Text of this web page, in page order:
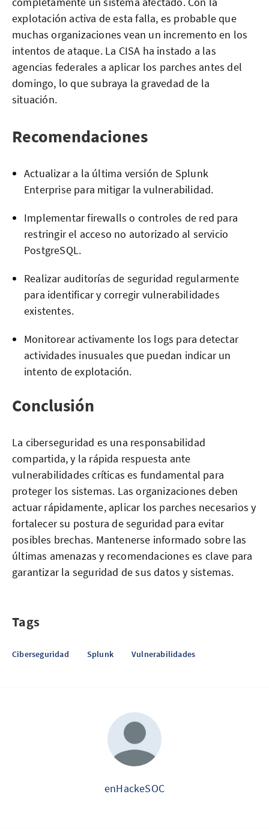
explotación activa de esta falla, es probable que
muchas organizaciones vean un incremento en los
intentos de ataque. La CISA ha instado a las
agencias federales a aplicar los parches antes del
domingo, lo que subraya la gravedad de la
situación.
Recomendaciones
Actualizar a la última versión de Splunk
Enterprise para mitigar la vulnerabilidad.
Implementar firewalls o controles de red para
restringir el acceso no autorizado al servicio
PostgreSQL.
Realizar auditorías de seguridad regularmente
para identificar y corregir vulnerabilidades
existentes.
Monitorear activamente los logs para detectar
actividades inusuales que puedan indicar un
intento de explotación.
Conclusión
La ciberseguridad es una responsabilidad
compartida, y la rápida respuesta ante
vulnerabilidades críticas es fundamental para
proteger los sistemas. Las organizaciones deben
actuar rápidamente, aplicar los parches necesarios y
fortalecer su postura de seguridad para evitar
posibles brechas. Mantenerse informado sobre las
últimas amenazas y recomendaciones es clave para
garantizar la seguridad de sus datos y sistemas.
Tags
Ciberseguridad Splunk Vulnerabilidades
enHackeSOC